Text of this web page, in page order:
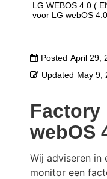
LG WEBOS 4.0 (
voor LG webOS
Posted April 29,
Updated May 9,
Factory
webOS
Wij adviseren in
monitor een